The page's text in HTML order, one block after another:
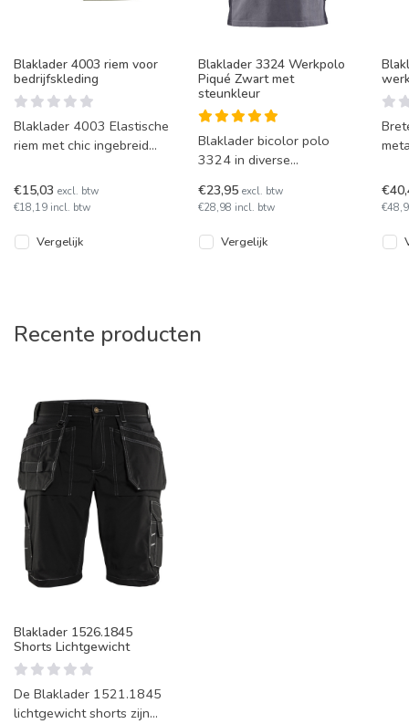
Blaklader 4003 riem voor
bedrijfskleding
Blaklader 4003 Elastische
riem met chic ingebreid
€15,03 excl. btw
€18,19 incl. btw
Vergelijk
Blaklader 3324 Werkpolo
Piqué Zwart met
steunkleur
Blaklader bicolor polo
3324 in diverse
polo heeft splitten aan de
zijkanten.
€23,95 excl. btw
€28,98 incl. btw
Vergelijk
Recente producten
Blaklader 1526.1845
Shorts Lichtgewicht
De Blaklader 1521.1845
lichtgewicht shorts zijn